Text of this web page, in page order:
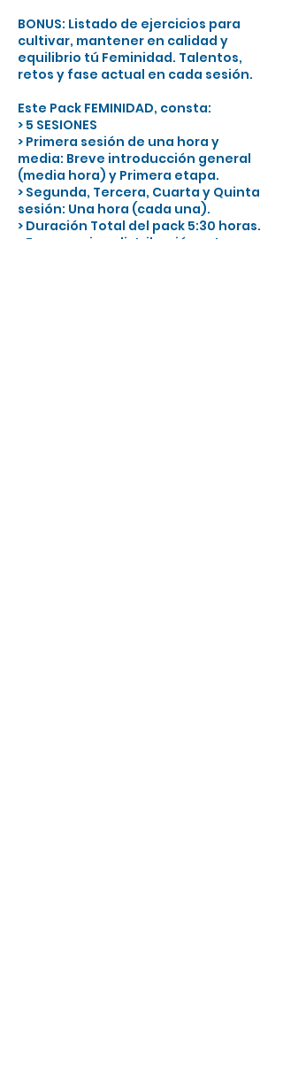
BONUS: Listado de ejercicios para
cultivar, mantener en calidad y
equilibrio tú Feminidad. Talentos,
retos y fase actual en cada sesión.
Este Pack FEMINIDAD, consta:
> 5 SESIONES
> Primera sesión de una hora y
media: Breve introducción general
(media hora) y Primera etapa.
> Segunda, Tercera, Cuarta y Quinta
sesión: Una hora (cada una).
> Duración Total del pack 5:30 horas.
> Frecuencia y distribución: a tu